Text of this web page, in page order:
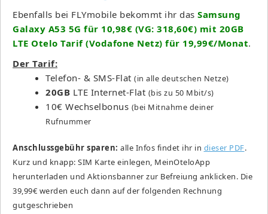
Ebenfalls bei FLYmobile bekommt ihr das Samsung
Galaxy A53 5G für 10,98€ (VG: 318,60€) mit 20GB
LTE Otelo Tarif (Vodafone Netz) für 19,99€/Monat.
Der Tarif:
Telefon- & SMS-Flat (in alle deutschen Netze)
20GB LTE Internet-Flat (bis zu 50 Mbit/s)
10€ Wechselbonus (bei Mitnahme deiner
Rufnummer
Anschlussgebühr sparen: alle Infos findet ihr in dieser PDF.
Kurz und knapp: SIM Karte einlegen, MeinOteloApp
herunterladen und Aktionsbanner zur Befreiung anklicken. Die
39,99€ werden euch dann auf der folgenden Rechnung
gutgeschrieben